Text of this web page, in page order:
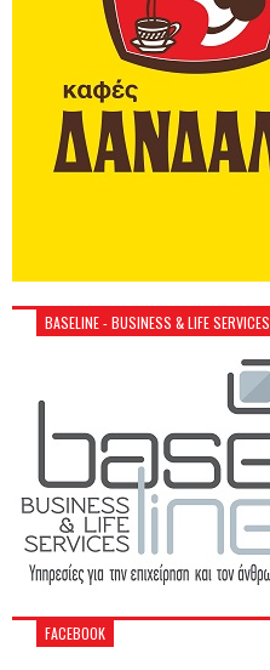
BASELINE - BUSINESS & LIFE SERVICES
FACEBOOK